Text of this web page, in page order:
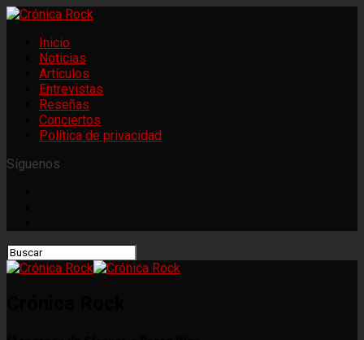
Inicio
Noticias
Artículos
Entrevistas
Reseñas
Conciertos
Política de privacidad
Síguenos